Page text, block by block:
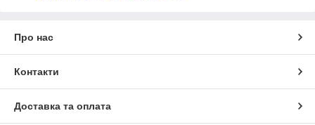
Про нас
Контакти
Доставка та оплата